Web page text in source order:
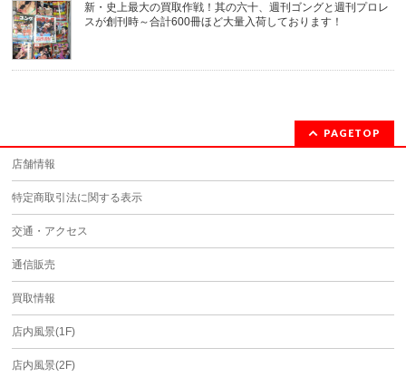
新・史上最大の買取作戦！其の六十、週刊ゴングと週刊プロレ
スが創刊時～合計600冊ほど大量入荷しております！
PAGETOP
店舗情報
特定商取引法に関する表示
交通・アクセス
通信販売
買取情報
店内風景(1F)
店内風景(2F)